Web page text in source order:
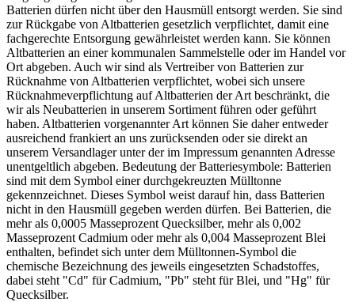
Batterien dürfen nicht über den Hausmüll entsorgt werden. Sie sind
zur Rückgabe von Altbatterien gesetzlich verpflichtet, damit eine
fachgerechte Entsorgung gewährleistet werden kann. Sie können
Altbatterien an einer kommunalen Sammelstelle oder im Handel vor
Ort abgeben. Auch wir sind als Vertreiber von Batterien zur
Rücknahme von Altbatterien verpflichtet, wobei sich unsere
Rücknahmeverpflichtung auf Altbatterien der Art beschränkt, die
wir als Neubatterien in unserem Sortiment führen oder geführt
haben. Altbatterien vorgenannter Art können Sie daher entweder
ausreichend frankiert an uns zurücksenden oder sie direkt an
unserem Versandlager unter der im Impressum genannten Adresse
unentgeltlich abgeben. Bedeutung der Batteriesymbole: Batterien
sind mit dem Symbol einer durchgekreuzten Mülltonne
gekennzeichnet. Dieses Symbol weist darauf hin, dass Batterien
nicht in den Hausmüll gegeben werden dürfen. Bei Batterien, die
mehr als 0,0005 Masseprozent Quecksilber, mehr als 0,002
Masseprozent Cadmium oder mehr als 0,004 Masseprozent Blei
enthalten, befindet sich unter dem Mülltonnen-Symbol die
chemische Bezeichnung des jeweils eingesetzten Schadstoffes,
dabei steht "Cd" für Cadmium, "Pb" steht für Blei, und "Hg" für
Quecksilber.